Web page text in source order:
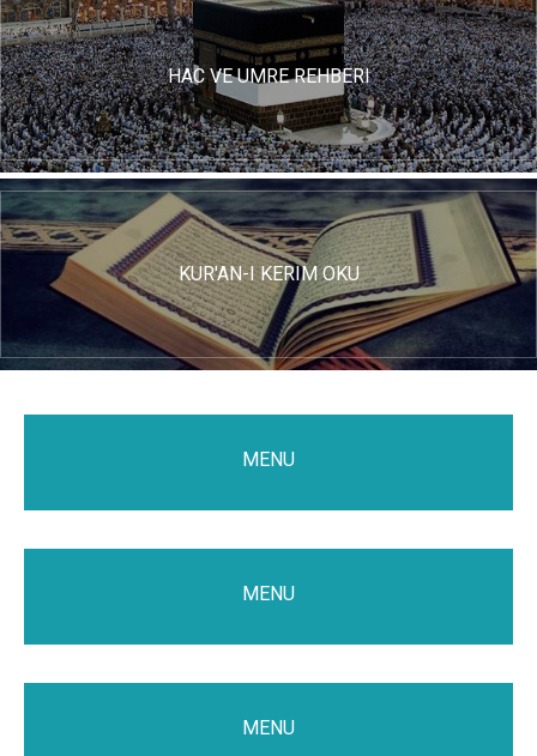
HAC VE UMRE REHBERI
KUR'AN-I KERIM OKU
MENU
MENU
MENU